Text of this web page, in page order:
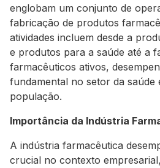
englobam um conjunto de
fabricação de produtos
atividades incluem desde a
e produtos para a saúde até a
farmacêuticos ativos,
fundamental no setor da saúde
população.
Importância da Indústria
A indústria farmacêutica
crucial no contexto